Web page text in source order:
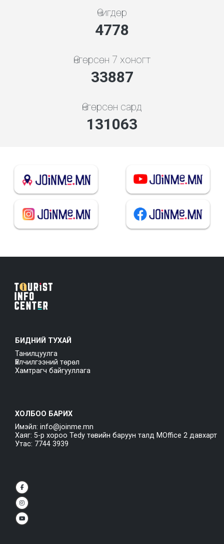
Өчигдөр
5119
Өнгөрсөн 7 хоногт
36307
Өнгөрсөн сард
140425
БИДНИЙ ТУХАЙ
Танилцуулга
Үйлчилгээний төрөл
Хамтрагч байгууллага
ХОЛБОО БАРИХ
Имэйл: info@joinme.mn
Хаяг: 5-р хороо Tedy төвийн баруун талд MOffice 2 давхарт
Утас: 7744 3939